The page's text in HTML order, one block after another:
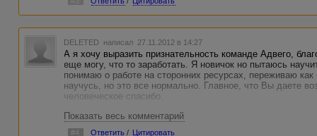
DELETED написал 27.11.2012 в 14:27
А я хочу выразить признательность команде Адвего,
еще могу, что то заработать. Я новичок но пытаюсь
понимаю о работе на сторонних ресурсах, переживаю
научусь, но это все нормально. Главное, что Вы даете
человеческое спасибо.
Показать весь комментарий
#4 Ответить / Цитировать